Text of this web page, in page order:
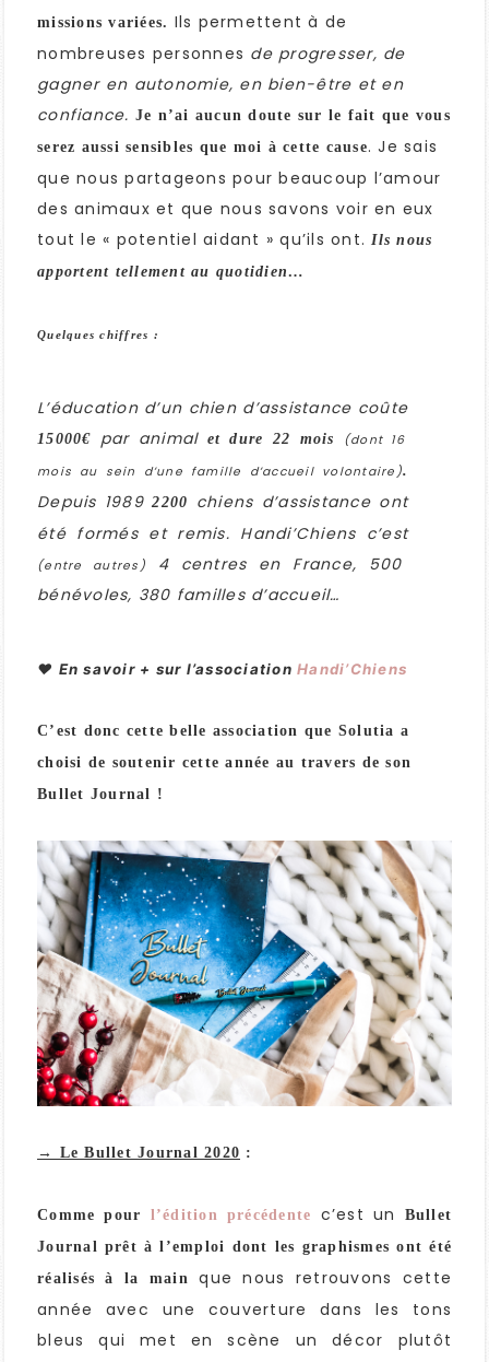
missions variées. Ils permettent à de
nombreuses personnes de progresser, de
gagner en autonomie, en bien-être et en
confiance. Je n’ai aucun doute sur le fait que vous
serez aussi sensibles que moi à cette cause. Je sais
que nous partageons pour beaucoup l’amour
des animaux et que nous savons voir en eux
tout le « potentiel aidant » qu’ils ont.Ils nous
apportent tellement au quotidien…
Quelques chiffres :
L’éducation d’un chien d’assistance coûte
15000€ par animalet dure 22 mois (dont 16
mois au sein d’une famille d’accueil volontaire).
Depuis 19892200 chiens d’assistance ont
été formés et remis. Handi’Chiens c’est
(entre autres)
4 centres en France, 500
bénévoles, 380 familles d’accueil…
♥ En savoir + sur l’association Handi’Chiens
C’est donc cette belle association que Solutia a
choisi de soutenir cette année au travers de son
Bullet Journal !
→ Le Bullet Journal 2020 :
Comme pour l’édition précédente c’est un
Bullet
Journal prêt à l’emploi dont les graphismes ont été
réalisés à la main
que nous retrouvons cette
année avec une couverture dans les tons
bleus qui met en scène un décor plutôt